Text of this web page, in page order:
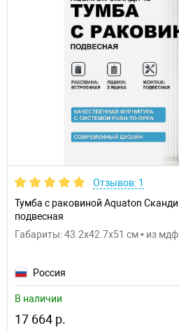
Отзывов: 1
Тумба с раковиной Aquaton
подвесная
Габариты: 43.2x42.7x51 см • из мдф
Россия
В наличии
17 664 р.